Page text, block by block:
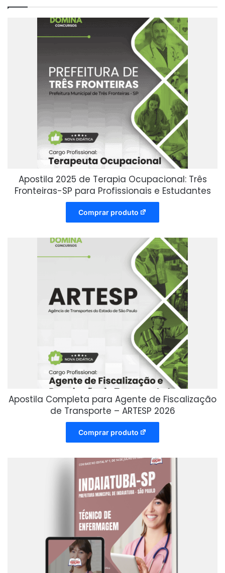
Apostila 2025 de Terapia Ocupacional: Três
Fronteiras-SP para Profissionais e Estudantes
Comprar produto
Apostila Completa para Agente de Fiscalização
de Transporte – ARTESP 2026
Comprar produto